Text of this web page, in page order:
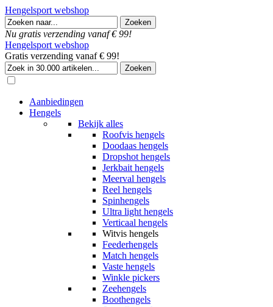
Hengelsport webshop
Nu gratis verzending vanaf € 99!
Hengelsport webshop
Gratis verzending vanaf € 99!
Aanbiedingen
Hengels
Bekijk alles
Roofvis hengels
Doodaas hengels
Dropshot hengels
Jerkbait hengels
Meerval hengels
Reel hengels
Spinhengels
Ultra light hengels
Verticaal hengels
Witvis hengels
Feederhengels
Match hengels
Vaste hengels
Winkle pickers
Zeehengels
Boothengels